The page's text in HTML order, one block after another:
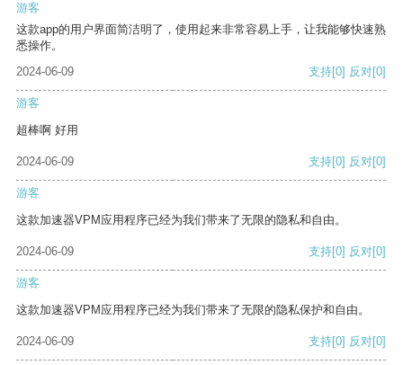
游客
这款app的用户界面简洁明了，使用起来非常容易上手，让我能够快速熟
悉操作。
2024-06-09
支持[0] 反对[0]
游客
超棒啊 好用
2024-06-09 支持[0] 反对[0]
游客
这款加速器VPM应用程序已经为我们带来了无限的隐私和自由。
2024-06-09 支持[0] 反对[0]
游客
这款加速器VPM应用程序已经为我们带来了无限的隐私保护和自由。
2024-06-09 支持[0] 反对[0]